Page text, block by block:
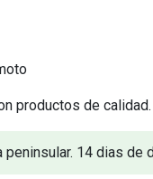
productos de
peninsular. 14 dias de